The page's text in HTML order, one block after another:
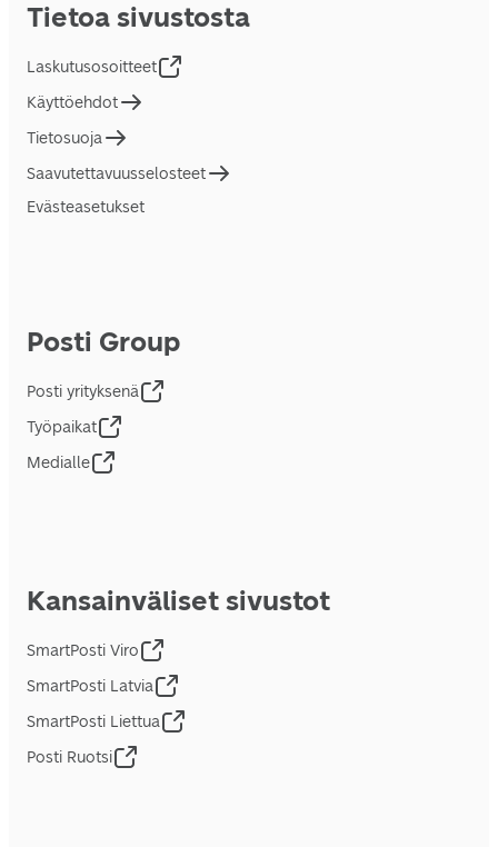
Tietoa sivustosta
Laskutusosoitteet
Käyttöehdot
Tietosuoja
Saavutettavuusselosteet
Evästeasetukset
Posti Group
Posti yrityksenä
Työpaikat
Medialle
Kansainväliset sivustot
SmartPosti Viro
SmartPosti Latvia
SmartPosti Liettua
Posti Ruotsi